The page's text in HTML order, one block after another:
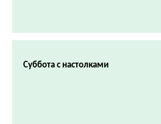
Суббота с настолками